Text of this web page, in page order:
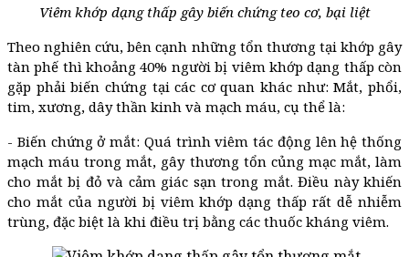
Viêm khớp dạng thấp gây biến chứng teo cơ, bại liệt
Theo nghiên cứu, bên cạnh những tổn thương tại khớp gây
tàn phế thì khoảng 40% người bị viêm khớp dạng thấp còn
gặp phải biến chứng tại các cơ quan khác như: Mắt, phổi,
tim, xương, dây thần kinh và mạch máu, cụ thể là:
- Biến chứng ở mắt: Quá trình viêm tác động lên hệ thống
mạch máu trong mắt, gây thương tổn củng mạc mắt, làm
cho mắt bị đỏ và cảm giác sạn trong mắt. Điều này khiến
cho mắt của người bị viêm khớp dạng thấp rất dễ nhiễm
trùng, đặc biệt là khi điều trị bằng các thuốc kháng viêm.